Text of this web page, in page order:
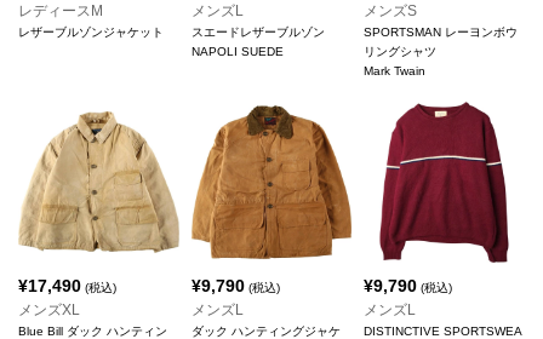
レディースM
レザーブルゾンジャケット
メンズL
スエードレザーブルゾン
NAPOLI SUEDE
メンズS
SPORTSMAN レーヨンボウ
リングシャツ
Mark Twain
¥17,490 (税込)
メンズXL
Blue Bill ダック ハンティン
¥9,790(税込)
メンズL
ダック ハンティングジャケ
¥9,790 (税込)
メンズL
DISTINCTIVE SPORTSWEA